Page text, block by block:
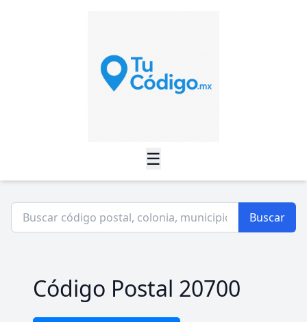
☰
Buscar
Código Postal 20700